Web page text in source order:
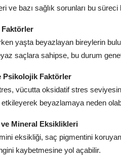
ve bazı sağlık sorunları bu süreci
yaşta beyazlayan bireylerin
saçlara sahipse, bu durum
Psikolojik Faktörler
vücutta oksidatif stres
beyazlamaya neden
Mineral Eksiklikleri
eksikliği, saç pigmentini
kaybetmesine yol açabilir.